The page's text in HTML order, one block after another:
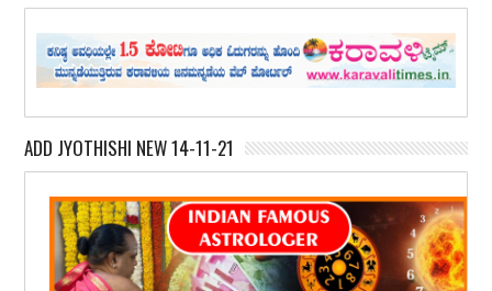
ADD JYOTHISHI NEW 14-11-21